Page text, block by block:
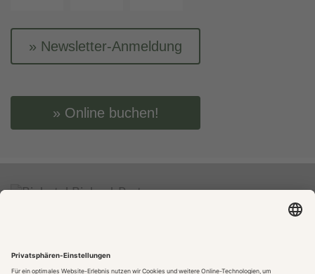
Newsletter-Anmeldung
Online buchen!